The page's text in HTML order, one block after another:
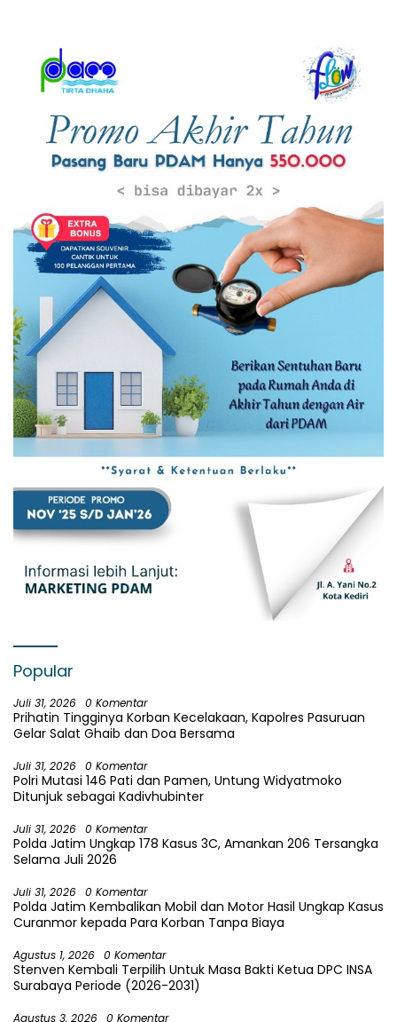
Popular
Juli 31, 2026 0 Komentar
Prihatin Tingginya Korban Kecelakaan, Kapolres Pasuruan
Gelar Salat Ghaib dan Doa Bersama
Juli 31, 2026 0 Komentar
Polri Mutasi 146 Pati dan Pamen, Untung Widyatmoko
Ditunjuk sebagai Kadivhubinter
Juli 31, 2026 0 Komentar
Polda Jatim Ungkap 178 Kasus 3C, Amankan 206 Tersangka
Selama Juli 2026
Juli 31, 2026 0 Komentar
Polda Jatim Kembalikan Mobil dan Motor Hasil Ungkap Kasus
Curanmor kepada Para Korban Tanpa Biaya
Agustus 1, 2026 0 Komentar
Stenven Kembali Terpilih Untuk Masa Bakti Ketua DPC INSA
Surabaya Periode (2026-2031)
Agustus 3, 2026 0 Komentar